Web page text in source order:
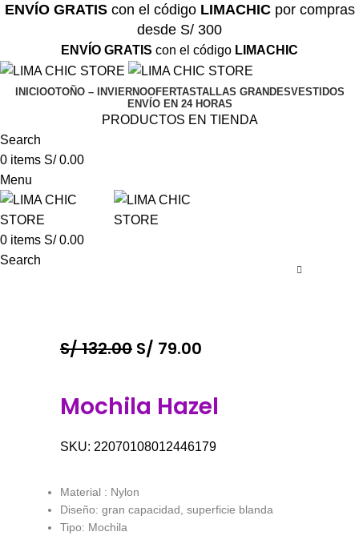
ENVÍO GRATIScon el código LIMACHICpor compras
desde S/ 300
ENVÍO GRATIS con el código LIMACHIC
INICIOOTOÑO – INVIERNOOFERTASTALLAS GRANDESVESTIDOS
ENVÍO EN 24 HORAS
PRODUCTOS EN TIENDA
Search
0 items S/0.00
Menu
0 items S/0.00
Search
S/132.00 S/ 79.00
Mochila Hazel
SKU: 22070108012446179
Material : Nylon
Diseño: gran capacidad, superficie blanda
Tipo: Mochila